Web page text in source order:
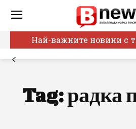
Най-важните новини с
Tag:радка